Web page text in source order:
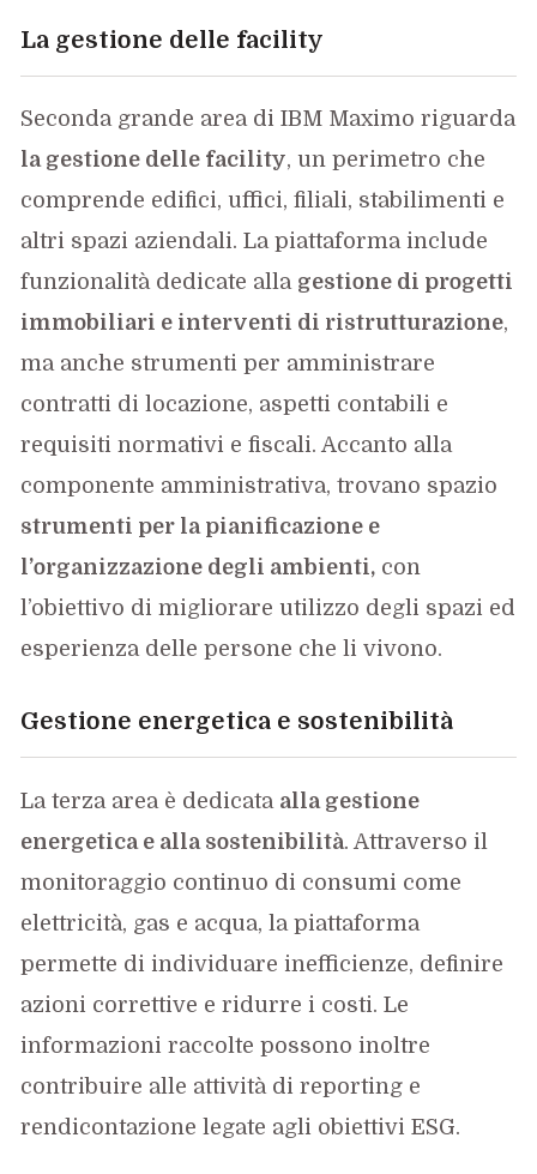
La gestione delle facility
Seconda grande area di IBM Maximo riguarda
la gestione delle facility, un perimetro che
comprende edifici, uffici, filiali, stabilimenti e
altri spazi aziendali. La piattaforma include
funzionalità dedicate alla gestione di progetti
immobiliari e interventi di ristrutturazione,
ma anche strumenti per amministrare
contratti di locazione, aspetti contabili e
requisiti normativi e fiscali. Accanto alla
componente amministrativa, trovano spazio
strumenti per la pianificazione e
l’organizzazione degli ambienti, con
l’obiettivo di migliorare utilizzo degli spazi ed
esperienza delle persone che li vivono.
Gestione energetica e sostenibilità
La terza area è dedicata alla gestione
energetica e alla sostenibilità. Attraverso il
monitoraggio continuo di consumi come
elettricità, gas e acqua, la piattaforma
permette di individuare inefficienze, definire
azioni correttive e ridurre i costi. Le
informazioni raccolte possono inoltre
contribuire alle attività di reporting e
rendicontazione legate agli obiettivi ESG.